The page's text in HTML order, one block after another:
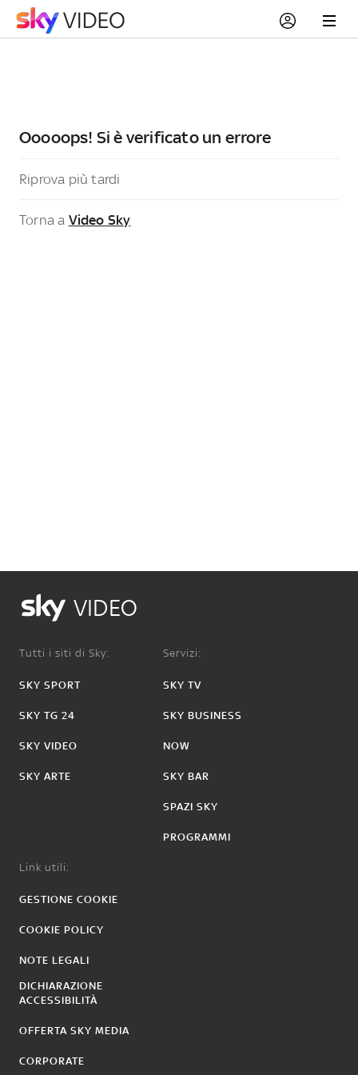
Ooooops! Si è verificato un errore
Riprova più tardi
Torna a Video Sky
VIDEO
Tutti i siti di Sky:
SKY SPORT
SKY TG 24
SKY VIDEO
SKY ARTE
Servizi:
SKY TV
SKY BUSINESS
NOW
SKY BAR
SPAZI SKY
PROGRAMMI
Link utili:
GESTIONE COOKIE
COOKIE POLICY
NOTE LEGALI
DICHIARAZIONE
ACCESSIBILITÀ
OFFERTA SKY MEDIA
CORPORATE